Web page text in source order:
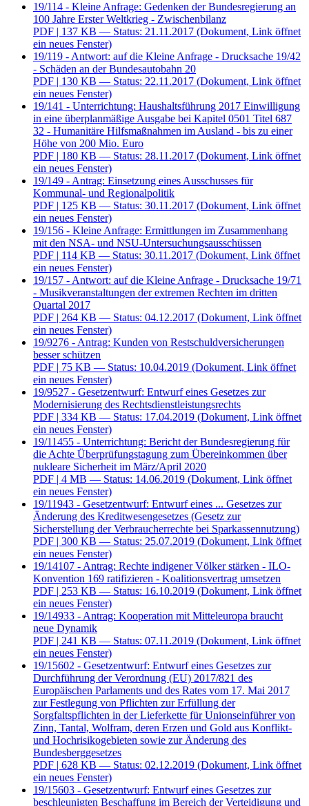
19/114 - Kleine Anfrage: Gedenken der Bundesregierung an
100 Jahre Erster Weltkrieg - Zwischenbilanz
PDF | 137 KB — Status: 21.11.2017 (Dokument, Link öffnet
ein neues Fenster)
19/119 - Antwort: auf die Kleine Anfrage - Drucksache 19/42
- Schäden an der Bundesautobahn 20
PDF | 130 KB — Status: 22.11.2017 (Dokument, Link öffnet
ein neues Fenster)
19/141 - Unterrichtung: Haushaltsführung 2017 Einwilligung
in eine überplanmäßige Ausgabe bei Kapitel 0501 Titel 687
32 - Humanitäre Hilfsmaßnahmen im Ausland - bis zu einer
Höhe von 200 Mio. Euro
PDF | 180 KB — Status: 28.11.2017 (Dokument, Link öffnet
ein neues Fenster)
19/149 - Antrag: Einsetzung eines Ausschusses für
Kommunal- und Regionalpolitik
PDF | 125 KB — Status: 30.11.2017 (Dokument, Link öffnet
ein neues Fenster)
19/156 - Kleine Anfrage: Ermittlungen im Zusammenhang
mit den NSA- und NSU-Untersuchungsausschüssen
PDF | 114 KB — Status: 30.11.2017 (Dokument, Link öffnet
ein neues Fenster)
19/157 - Antwort: auf die Kleine Anfrage - Drucksache 19/71
- Musikveranstaltungen der extremen Rechten im dritten
Quartal 2017
PDF | 264 KB — Status: 04.12.2017 (Dokument, Link öffnet
ein neues Fenster)
19/9276 - Antrag: Kunden von Restschuldversicherungen
besser schützen
PDF | 75 KB — Status: 10.04.2019 (Dokument, Link öffnet
ein neues Fenster)
19/9527 - Gesetzentwurf: Entwurf eines Gesetzes zur
Modernisierung des Rechtsdienstleistungsrechts
PDF | 334 KB — Status: 17.04.2019 (Dokument, Link öffnet
ein neues Fenster)
19/11455 - Unterrichtung: Bericht der Bundesregierung für
die Achte Überprüfungstagung zum Übereinkommen über
nukleare Sicherheit im März/April 2020
PDF | 4 MB — Status: 14.06.2019 (Dokument, Link öffnet
ein neues Fenster)
19/11943 - Gesetzentwurf: Entwurf eines ... Gesetzes zur
Änderung des Kreditwesengesetzes (Gesetz zur
Sicherstellung der Verbraucherrechte bei Sparkassennutzung)
PDF | 300 KB — Status: 25.07.2019 (Dokument, Link öffnet
ein neues Fenster)
19/14107 - Antrag: Rechte indigener Völker stärken - ILO-
Konvention 169 ratifizieren - Koalitionsvertrag umsetzen
PDF | 253 KB — Status: 16.10.2019 (Dokument, Link öffnet
ein neues Fenster)
19/14933 - Antrag: Kooperation mit Mitteleuropa braucht
neue Dynamik
PDF | 241 KB — Status: 07.11.2019 (Dokument, Link öffnet
ein neues Fenster)
19/15602 - Gesetzentwurf: Entwurf eines Gesetzes zur
Durchführung der Verordnung (EU) 2017/821 des
Europäischen Parlaments und des Rates vom 17. Mai 2017
zur Festlegung von Pflichten zur Erfüllung der
Sorgfaltspflichten in der Lieferkette für Unionseinführer von
Zinn, Tantal, Wolfram, deren Erzen und Gold aus Konflikt-
und Hochrisikogebieten sowie zur Änderung des
Bundesberggesetzes
PDF | 628 KB — Status: 02.12.2019 (Dokument, Link öffnet
ein neues Fenster)
19/15603 - Gesetzentwurf: Entwurf eines Gesetzes zur
beschleunigten Beschaffung im Bereich der Verteidigung und